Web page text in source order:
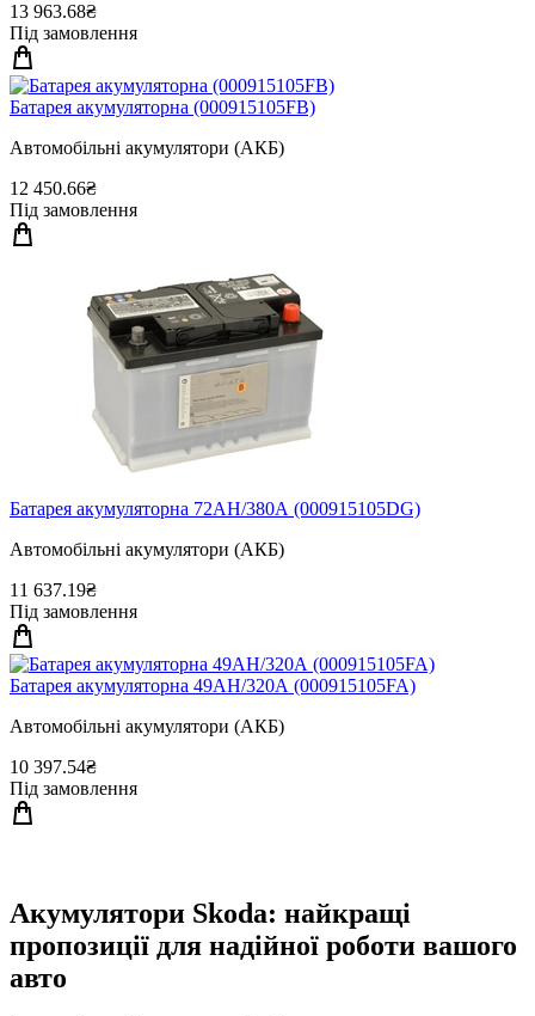
13 963.68₴
Під замовлення
Батарея акумуляторна (000915105FB)
Автомобільні акумулятори (АКБ)
12 450.66₴
Під замовлення
Батарея акумуляторна 72АН/380А (000915105DG)
Автомобільні акумулятори (АКБ)
11 637.19₴
Під замовлення
Батарея акумуляторна 49АН/320А (000915105FA)
Автомобільні акумулятори (АКБ)
10 397.54₴
Під замовлення
Акумулятори Skoda: найкращі
пропозиції для надійної роботи вашого
авто